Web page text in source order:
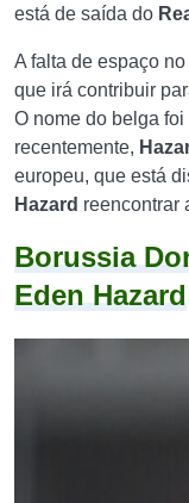
está de saída do
A falta de espaço no
que irá contribuir
O nome do belga
recentemente,
europeu, que está
Hazard reencontrar
Borussia
Eden Hazard